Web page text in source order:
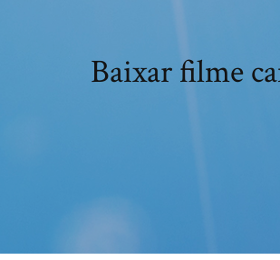
Baixar filme